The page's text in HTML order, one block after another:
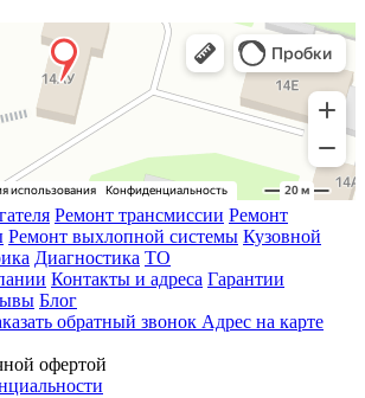
Ремонт трансмиссии Ремонт
Ремонт выхлопной системы Кузовной
Диагностика ТО
Контакты и адреса Гарантии
Блог
обратный звонок Адрес на карте
офертой